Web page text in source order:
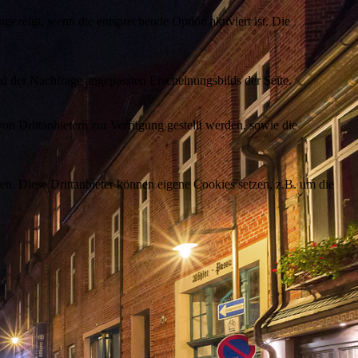
wenn die entsprechende Option aktiviert ist. Die
Nachfrage angepassten Erscheinungsbilds der Seite.
Drittanbietern zur Verfügung gestellt werden, sowie die
Diese Drittanbieter können eigene Cookies setzen, z.B. um die